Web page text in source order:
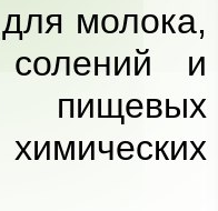
молока,
и
пищевых